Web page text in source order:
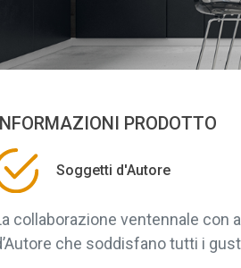
PRODOTTO
Soggetti d'Autore
collaborazione ventennale con
che soddisfano tutti i